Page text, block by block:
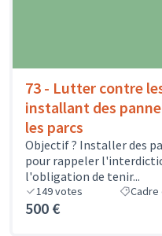
73 - Lutter contre
installant des
les parcs
Objectif ? Installer des
pour rappeler
l'obligation de tenir...
149votes Cadre
500 €